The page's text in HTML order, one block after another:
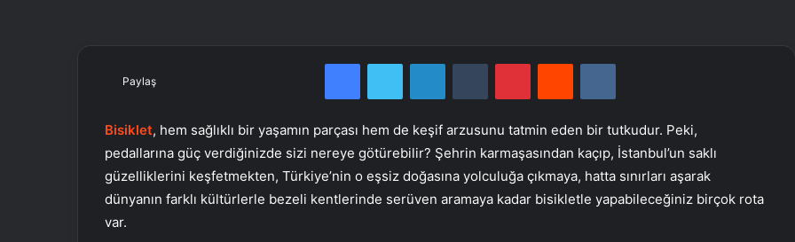
Paylaş
Facebook Twitter LinkedIn Tumblr Pinterest Reddit VKontakte
Bisiklet, hem sağlıklı bir yaşamın parçası hem de keşif arzusunu tatmin eden bir tutkudur. Peki,
pedallarına güç verdiğinizde sizi nereye götürebilir? Şehrin karmaşasından kaçıp, İstanbul’un saklı
güzelliklerini keşfetmekten, Türkiye’nin o eşsiz doğasına yolculuğa çıkmaya, hatta sınırları aşarak
dünyanın farklı kültürlerle bezeli kentlerinde serüven aramaya kadar bisikletle yapabileceğiniz birçok rota
var.